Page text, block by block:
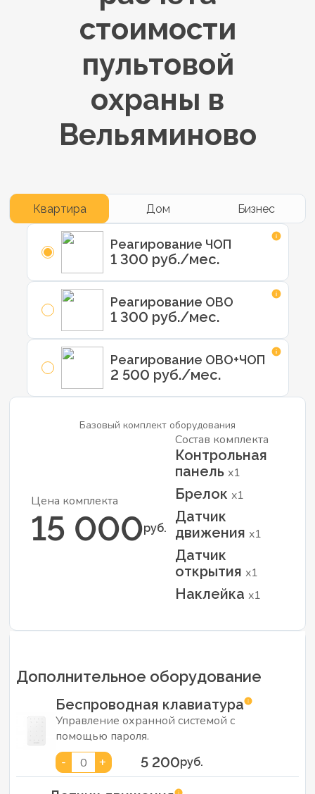
стоимости
пультовой
охраны в
Вельяминово
Квартира Дом Бизнес
Реагирование ЧОП
1 300 руб./мес.
Реагирование ОВО
1 300 руб./мес.
Реагирование ОВО+ЧОП
2 500 руб./мес.
Базовый комплект оборудования
Состав комплекта
Контрольная
панельx1
Брелокx1
Датчик
движенияx1
Датчик
открытияx1
Наклейкаx1
Цена комплекта
15 000руб.
Дополнительное оборудование
Беспроводная клавиатура
Управление охранной системой с
помощью пароля.
-
0 + 5 200руб.